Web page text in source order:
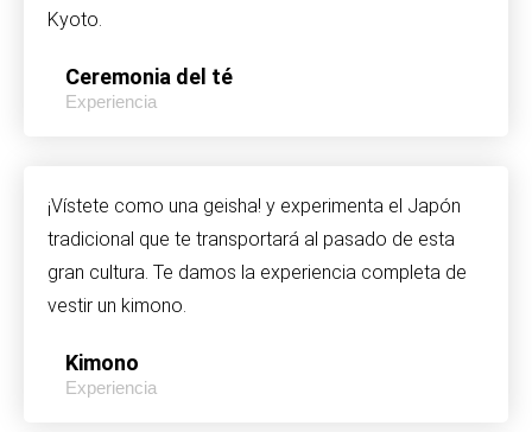
Kyoto.
Ceremonia del té
Experiencia
¡Vístete como una geisha! y experimenta el Japón
tradicional que te transportará al pasado de esta
gran cultura. Te damos la experiencia completa de
vestir un kimono.
Kimono
Experiencia